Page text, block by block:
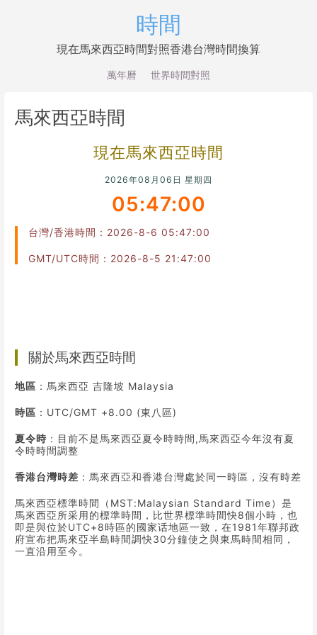
時間
現在馬來西亞時間對照香港台灣時間換算
萬年曆 世界時間對照
馬來西亞時間
現在馬來西亞時間
2026年08月06日 星期四
05:47:00
台灣/香港時間：2026-8-6 05:47:00
GMT/UTC時間：2026-8-5 21:47:00
關於馬來西亞時間
地區 ：馬來西亞 吉隆坡 Malaysia
時區 ：UTC/GMT +8.00 (東八區)
夏令時 ：目前不是馬來西亞夏令時時間,馬來西亞今年沒有夏
令時時間調整
香港台灣時差 ：馬來西亞和香港台灣處於同一時區，沒有時差
馬來西亞標準時間（MST:Malaysian Standard Time）是
馬來西亞所采用的標準時間，比世界標準時間快8個小時，也
即是與位於UTC+8時區的國家话地區一致，在1981年聯邦政
府宣布把馬來亞半島時間調快30分鐘使之與東馬時間相同，
一直沿用至今。